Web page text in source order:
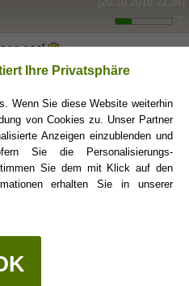
cool
erklärt
und humorvoll ist und dass
ins Schwarze getroffen hat
so verträumt
Ich weigere
Ihre Privatsphäre
Wenn Sie diese Website weiterhin
von Cookies zu. Unser Partner
Anzeigen einzublenden und
Sie die Personalisierungs-
Sie dem mit Klick auf den
erhalten Sie in unserer